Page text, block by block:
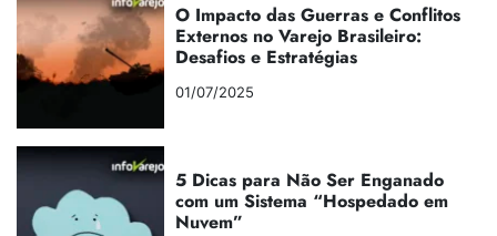
O Impacto das Guerras e Conflitos
Externos no Varejo Brasileiro:
Desafios e Estratégias
01/07/2025
5 Dicas para Não Ser Enganado
com um Sistema “Hospedado em
Nuvem”